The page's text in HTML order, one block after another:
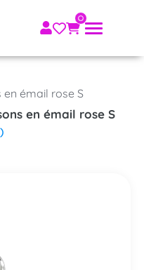
émail rose S
en émail rose S